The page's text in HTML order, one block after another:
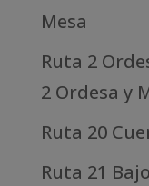
Mesa
Ruta 2
2 Ordesa y
Ruta 20
Ruta 21